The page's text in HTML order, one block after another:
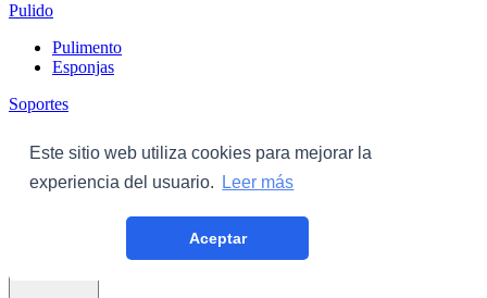
Este sitio web utiliza cookies para mejorar la
experiencia del usuario.
Leer más
Aceptar
Pulido
Pulimento
Esponjas
Soportes
Triangulares